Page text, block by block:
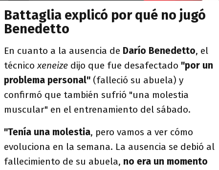
Battaglia explicó por qué no jugó
Benedetto
En cuanto a la ausencia de Darío Benedetto, el
técnicoxeneize dijo que fue desafectado "por un
problema personal" (falleció su abuela) y
confirmó que también sufrió "una molestia
muscular" en el entrenamiento del sábado.
"Tenía una molestia, pero vamos a ver cómo
evoluciona en la semana. La ausencia se debió al
fallecimiento de su abuela, no era un momento